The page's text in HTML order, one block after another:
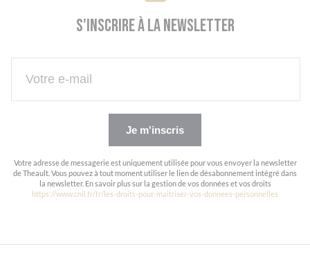
S'inscrire à la newsletter
Je m'inscris
Votre adresse de messagerie est uniquement utilisée pour vous envoyer la newsletter
de Theault. Vous pouvez à tout moment utiliser le lien de désabonnement intégré dans
la newsletter. En savoir plus sur la gestion de vos données et vos droits
https://www.cnil.fr/fr/les-droits-pour-maitriser-vos-donnees-personnelles